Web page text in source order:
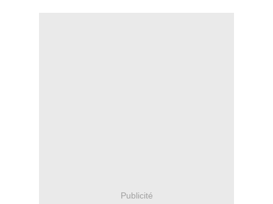
Publicité